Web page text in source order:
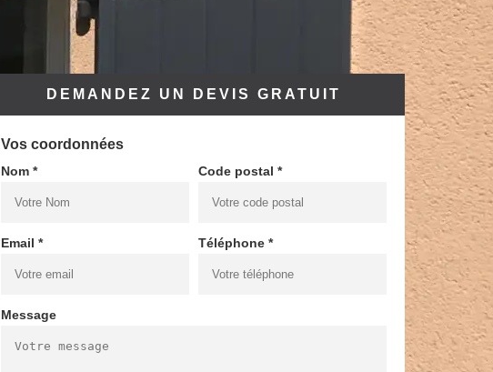
DEMANDEZ UN DEVIS GRATUIT
Vos coordonnées
Nom * Code postal *
Email * Téléphone *
Message